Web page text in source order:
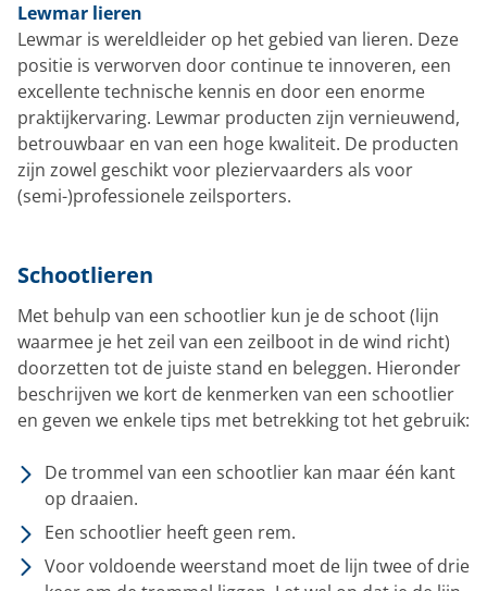
Lewmar lieren
Lewmar is wereldleider op het gebied van lieren. Deze
positie is verworven door continue te innoveren, een
excellente technische kennis en door een enorme
praktijkervaring. Lewmar producten zijn vernieuwend,
betrouwbaar en van een hoge kwaliteit. De producten
zijn zowel geschikt voor pleziervaarders als voor
(semi-)professionele zeilsporters.
Schootlieren
Met behulp van een schootlier kun je de schoot (lijn
waarmee je het zeil van een zeilboot in de wind richt)
doorzetten tot de juiste stand en beleggen. Hieronder
beschrijven we kort de kenmerken van een schootlier
en geven we enkele tips met betrekking tot het gebruik:
De trommel van een schootlier kan maar één kant
op draaien.
Een schootlier heeft geen rem.
Voor voldoende weerstand moet de lijn twee of drie